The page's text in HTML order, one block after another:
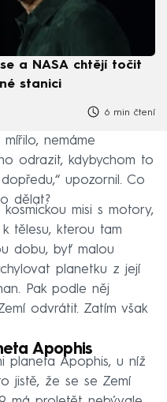
a NASA chtějí točit
stanici
6 min čtení
nemáme
odrazit, kdybychom to
upozornil. Co
dělat?
misi s motory,
tělesu, kterou tam
dobu, byť malou
planetku z její
Pak podle něj
odvrátit. Zatím však
Apophis
planeta Apophis, u níž
jistě, že se se Zemí